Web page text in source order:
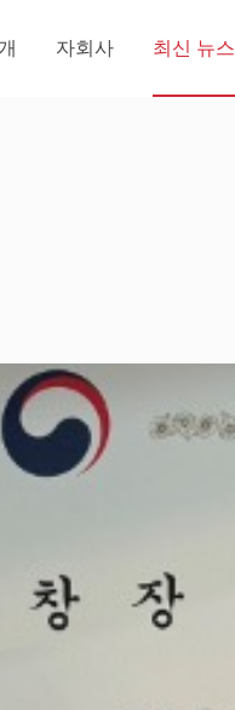
자회사 최신 뉴스